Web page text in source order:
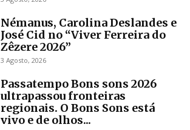
Némanus, Carolina Deslandes e
José Cid no “Viver Ferreira do
Zêzere 2026”
3 Agosto, 2026
Passatempo Bons sons 2026
ultrapassou fronteiras
regionais. O Bons Sons está
vivo e de olhos...